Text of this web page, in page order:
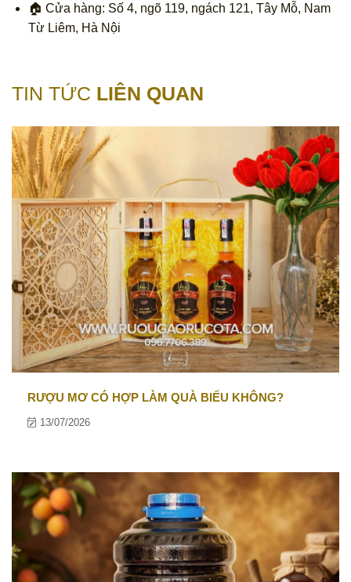
🏠 Cửa hàng: Số 4, ngõ 119, ngách 121, Tây Mỗ, Nam
Từ Liêm, Hà Nội
TIN TỨC LIÊN QUAN
RƯỢU MƠ CÓ HỢP LÀM QUÀ BIẾU KHÔNG?
13/07/2026